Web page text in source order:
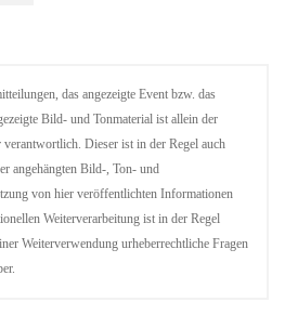
das angezeigte Event bzw. das
Bild- und Tonmaterial ist allein der
verantwortlich. Dieser ist in der Regel auch
angehängten Bild-, Ton- und
von hier veröffentlichten Informationen
Weiterverarbeitung ist in der Regel
Weiterverwendung urheberrechtliche Fragen